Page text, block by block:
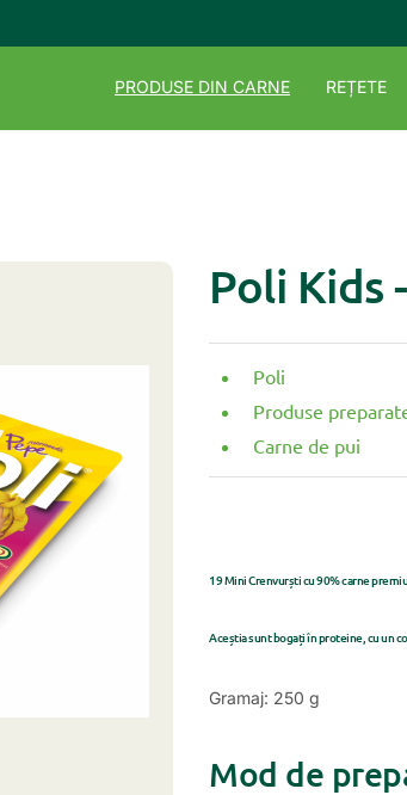
PRODUSE DIN CARNE REȚETE
Poli Kids
Poli
Produse
Carne de pui
19 Mini Crenvurști cu 90% carne
Aceștia sunt bogați în proteine, cu un
Gramaj: 250 g
Mod de